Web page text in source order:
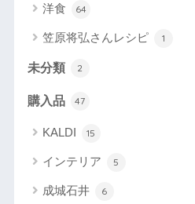
洋食 64
笠原将弘さんレシピ 1
未分類 2
購入品 47
KALDI 15
インテリア 5
成城石井 6